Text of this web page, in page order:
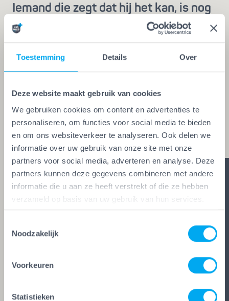
Toestemming Details Over
Deze website maakt gebruik van cookies
We gebruiken cookies om content en advertenties te
personaliseren, om functies voor social media te bieden
en om ons websiteverkeer te analyseren. Ook delen we
informatie over uw gebruik van onze site met onze
partners voor social media, adverteren en analyse. Deze
partners kunnen deze gegevens combineren met andere
informatie die u aan ze heeft verstrekt of die ze hebben
verzameld op basis van uw gebruik van hun services.
Noodzakelijk
Voorkeuren
Statistieken
Iemand die zegt dat hij het kan, is nog
geen vakman
Een echte vakman of -vrouw herken je aan de
Vakwerk Plusgarantie. Dit is hét
kwaliteitskeurmerk voor schilders, behangers,
aan de strengste kwaliteitseisen voldoet, mag het
keurmerk voeren. Zo ben je zeker van vakwerk,
duidelijke afspraken en zes glasheldere garanties.